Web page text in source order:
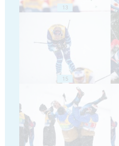
13
15